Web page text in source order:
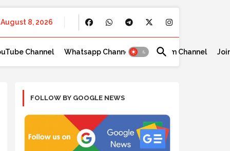
August 8, 2026
Channel Whatsapp Channel Telegram Channel
FOLLOW BY GOOGLE NEWS